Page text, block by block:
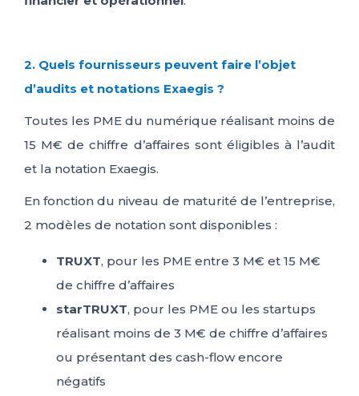
2. Quels fournisseurs peuvent faire l’objet
d’audits et notations Exaegis ?
Toutes les PME du numérique réalisant moins de
15 M€ de chiffre d’affaires sont éligibles à l’audit
et la notation Exaegis.
En fonction du niveau de maturité de l’entreprise,
2 modèles de notation sont disponibles :
TRUXT, pour les PME entre 3 M€ et 15 M€
de chiffre d’affaires
starTRUXT, pour les PME ou les startups
réalisant moins de 3 M€ de chiffre d’affaires
ou présentant des cash-flow encore
négatifs